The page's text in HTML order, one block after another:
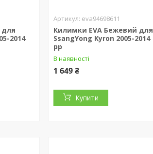
для
2014
eva94698611
Килимки EVA Бежевий для
SsangYong Kyron 2005-2014
рр
В наявності
1 649 ₴
Купити